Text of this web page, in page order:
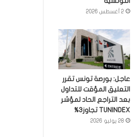
2 أغسطس 2026
عاجل: بورصة تونس تقرر
التعليق المؤقت للتداول
بعد التراجع الحاد لمؤشر
TUNINDEX تجاوز3%
28 يوليو 2026